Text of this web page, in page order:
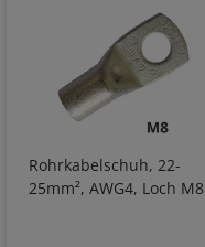
Rohrkabelschuh, 22-
25mm², AWG4, Loch M8